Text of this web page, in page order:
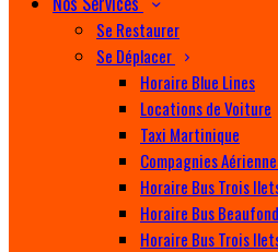
Se Restaurer
Se Déplacer
Horaire Blue Lines
Locations de Voiture
Taxi Martinique
Compagnies
Horaire Bus Trois
Horaire Bus
Horaire Bus Trois